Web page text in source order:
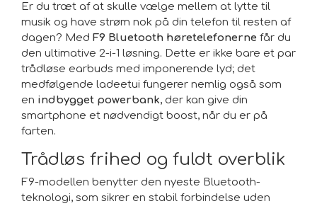
Er du træt af at skulle vælge mellem at lytte til
musik og have strøm nok på din telefon til resten af
dagen? Med F9 Bluetooth høretelefonerne får du
den ultimative 2-i-1 løsning. Dette er ikke bare et par
trådløse earbuds med imponerende lyd; det
medfølgende ladeetui fungerer nemlig også som
en indbygget powerbank, der kan give din
smartphone et nødvendigt boost, når du er på
farten.
Trådløs frihed og fuldt overblik
F9-modellen benytter den nyeste Bluetooth-
teknologi, som sikrer en stabil forbindelse uden